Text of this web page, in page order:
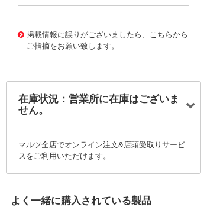
掲載情報に誤りがございましたら、こちらから
ご指摘をお願い致します。
在庫状況：営業所に在庫はございま
せん。
マルツ全店でオンライン注文&店頭受取りサービ
スをご利用いただけます。
よく一緒に購入されている製品